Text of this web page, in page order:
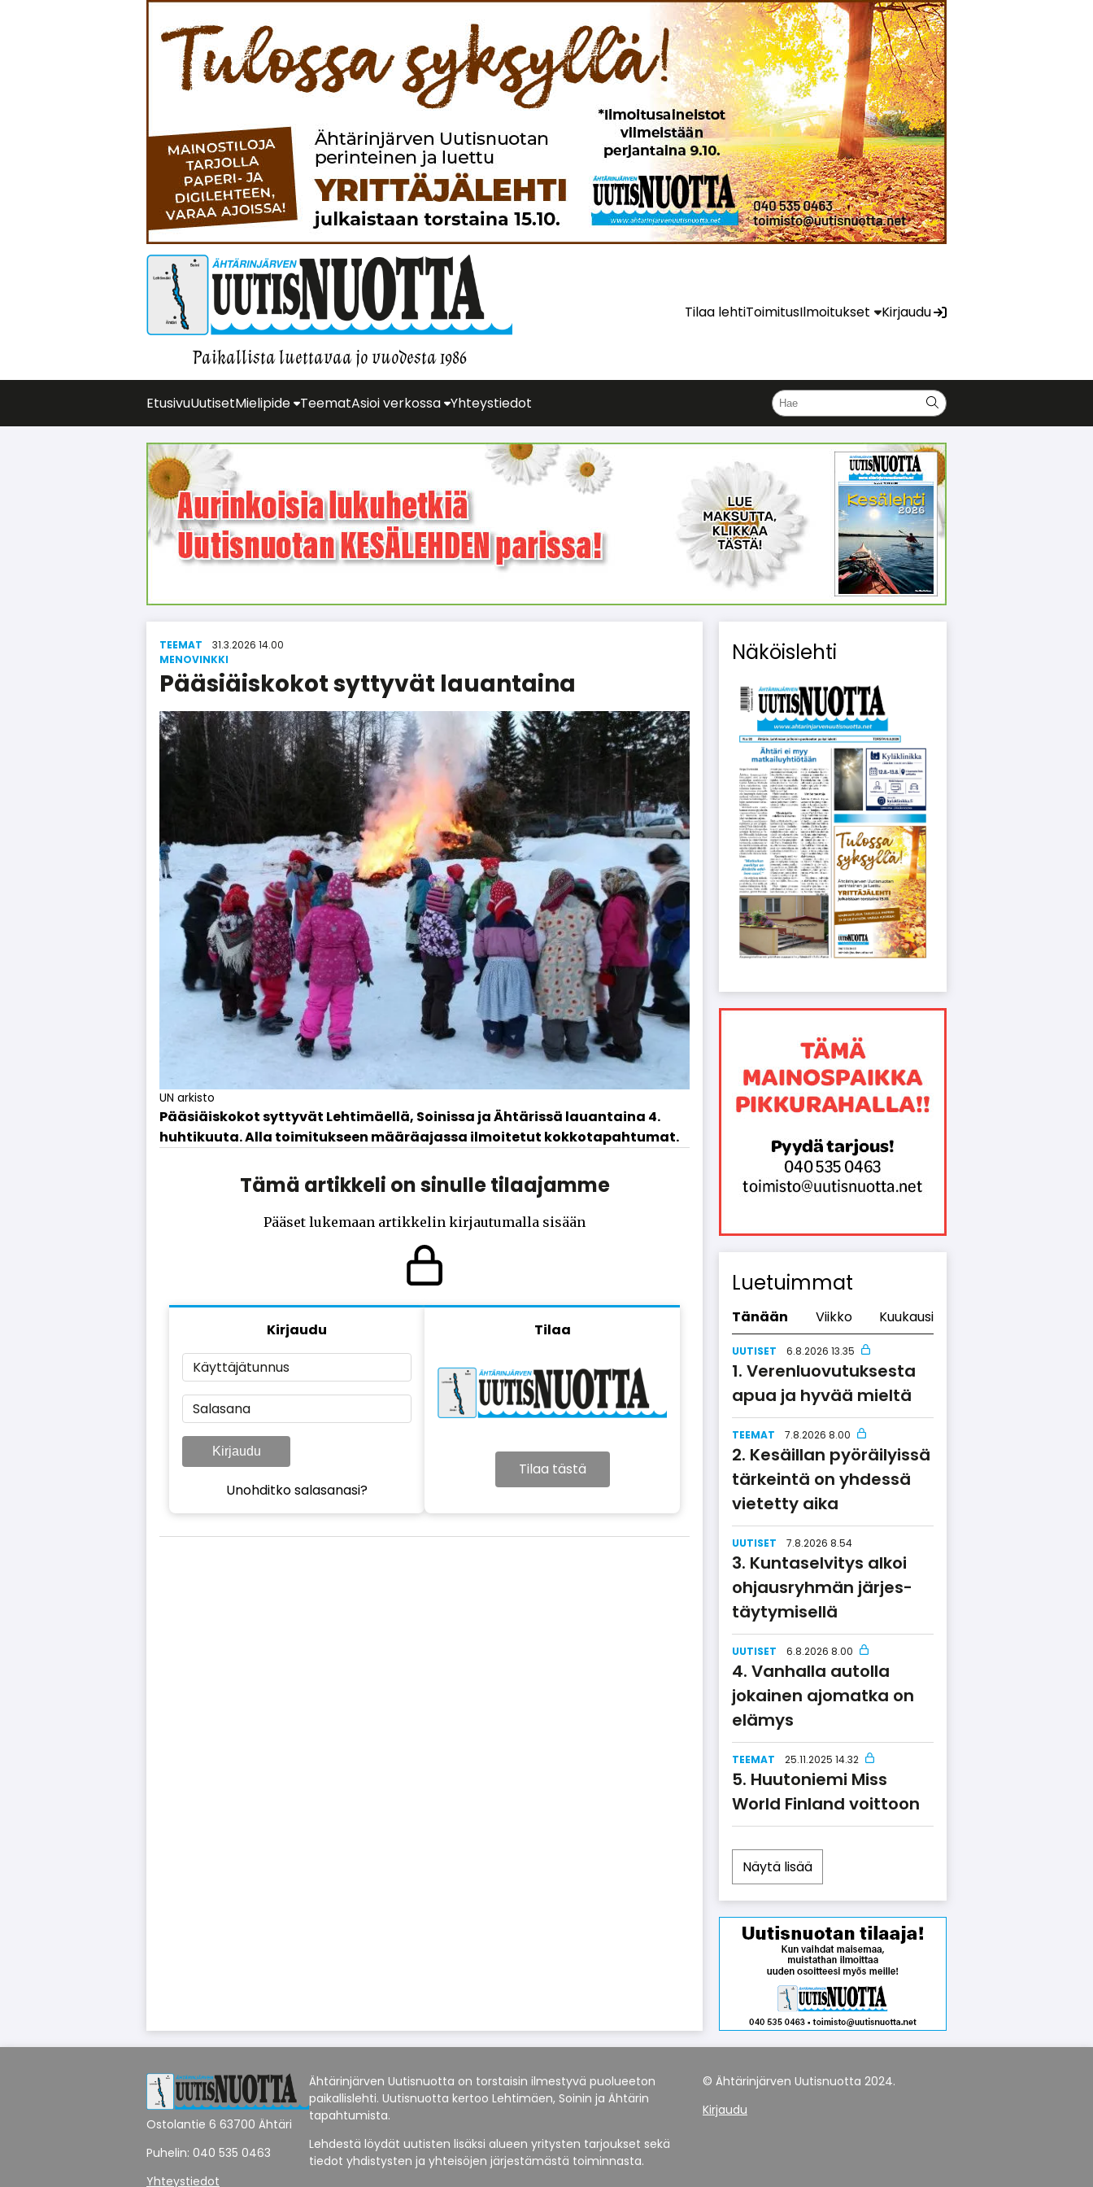
Paikallista luettavaa jo vuodesta 1986
Tilaa lehtiToimitusIlmoitukset Kirjaudu
EtusivuUutisetMielipide TeematAsioi verkossa Yhteystiedot
TEEMAT
31.3.2026 14.00
ME­NO­VINK­KI
Pääsiäiskokot syttyvät lauantaina
UN arkisto
Pää­si­äis­ko­kot syt­ty­vät Leh­ti­mä­el­lä, Soi­nis­sa ja Äh­tä­ris­sä lau­an­tai­na 4.
huh­ti­kuu­ta. Al­la toi­mi­tuk­seen mää­rä­a­jas­sa il­moi­te­tut kok­ko­ta­pah­tu­mat.
Tämä artikkeli on sinulle tilaajamme
Pääset lukemaan artikkelin kirjautumalla sisään
Kirjaudu
Käyttäjätunnus
Salasana
Kirjaudu
Unohditko salasanasi?
Tilaa
Tilaa tästä
Näköislehti
Luetuimmat
Tänään Viikko Kuukausi
UUTISET 6.8.2026 13.35
Verenluo­vu­tuksesta
apua ja hyvää mieltä
TEEMAT 7.8.2026 8.00
Kesäillan pyöräilyissä
tärkeintä on yhdessä
vietetty aika
UUTISET 7.8.2026 8.54
Kuntaselvitys alkoi
ohjausryhmän järjes­
täy­ty­misellä
UUTISET 6.8.2026 8.00
Vanhalla autolla
jokainen ajomatka on
elämys
TEEMAT 25.11.2025 14.32
Huutoniemi Miss
World Finland voittoon
Näytä lisää
Ostolantie 6 63700 Ähtäri
Puhelin: 040 535 0463
Yhteystiedot
Ähtärinjärven Uutisnuotta on torstaisin ilmestyvä puolueeton
paikallislehti. Uutisnuotta kertoo Lehtimäen, Soinin ja Ähtärin
tapahtumista.
Lehdestä löydät uutisten lisäksi alueen yritysten tarjoukset sekä
tiedot yhdistysten ja yhteisöjen järjestämästä toiminnasta.
© Ähtärinjärven Uutisnuotta 2024.
Kirjaudu